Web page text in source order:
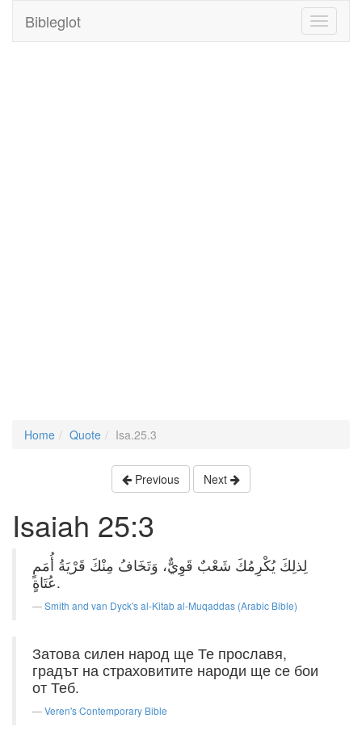
Toggle
Bibleglot
Home Quote Isa.25.3
Previous Next
Isaiah 25:3
لِذلِكَ يُكْرِمُكَ شَعْبٌ قَوِيٌّ، وَتَخَافُ مِنْكَ قَرْيَةُ أُمَمٍ
عُتَاةٍ.
Smith and van Dyck's al-Kitab al-Muqaddas (Arabic Bible)
Затова силен народ ще Те прославя,
градът на страховитите народи ще се бои
от Теб.
Veren's Contemporary Bible